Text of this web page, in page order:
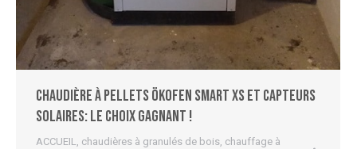
Chaudière à pellets ÖKOFEN Smart XS et capteurs
solaires: le choix gagnant !
ACCUEIL, chaudières à granulés de bois, chauffage à